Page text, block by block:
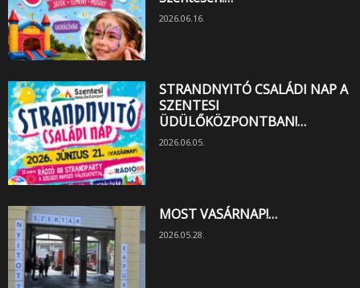
2026.06.16.
STRANDNYITÓ CSALÁDI NAP A
SZENTESI
ÜDÜLŐKÖZPONTBAN!…
2026.06.05.
MOST VASÁRNAP!…
2026.05.28.